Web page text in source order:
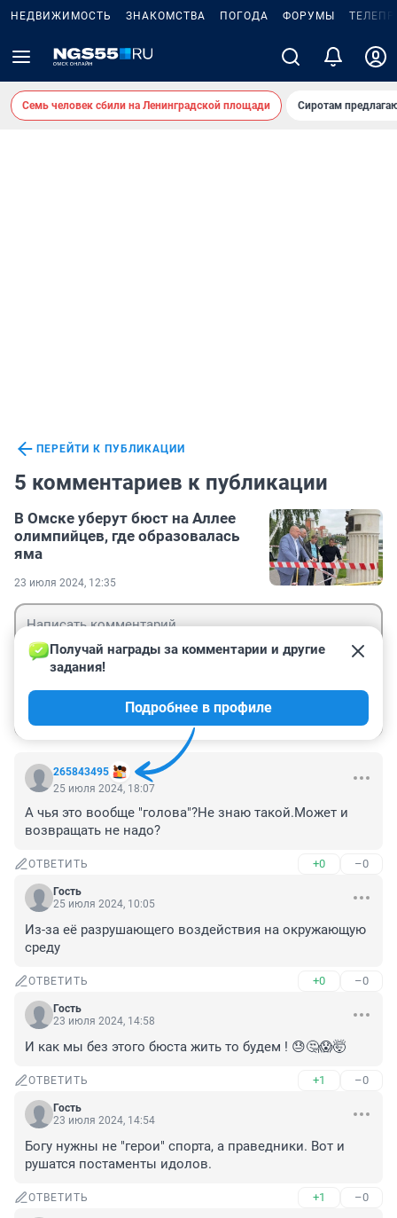
НЕДВИЖИМОСТЬ ЗНАКОМСТВА ПОГОДА ФОРУМЫ
Семь человек сбили на Ленинградской площади Сиротам
ПЕРЕЙТИ К ПУБЛИКАЦИИ
5 комментариев к публикации
В Омске уберут бюст на Аллее
олимпийцев, где образовалась
яма
23 июля 2024, 12:35
265843495
Получай награды за комментарии и другие
задания!
Подробнее в профиле
25 июля 2024, 18:07
А чья это вообще "голова"?Не знаю такой.Может и
возвращать не надо?
ОТВЕТИТЬ +0 –0
Гость
25 июля 2024, 10:05
Из-за её разрушающего воздействия на окружающую
среду
ОТВЕТИТЬ +0 –0
Гость
23 июля 2024, 14:58
И как мы без этого бюста жить то будем ! 😓🤔😱🤯
ОТВЕТИТЬ +1 –0
Гость
23 июля 2024, 14:54
Богу нужны не "герои" спорта, а праведники. Вот и
рушатся постаменты идолов.
ОТВЕТИТЬ +1 –0